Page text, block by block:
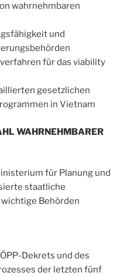
wahrnehmbaren
und
für das viability
gesetzlichen
in Vietnam
WAHRNEHMBARER
für Planung und
staatliche
Behörden
Dekrets und des
der letzten fünf